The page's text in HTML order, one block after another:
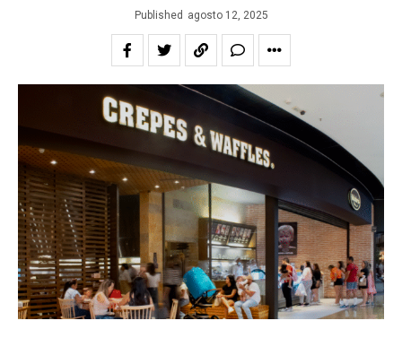
Published agosto 12, 2025